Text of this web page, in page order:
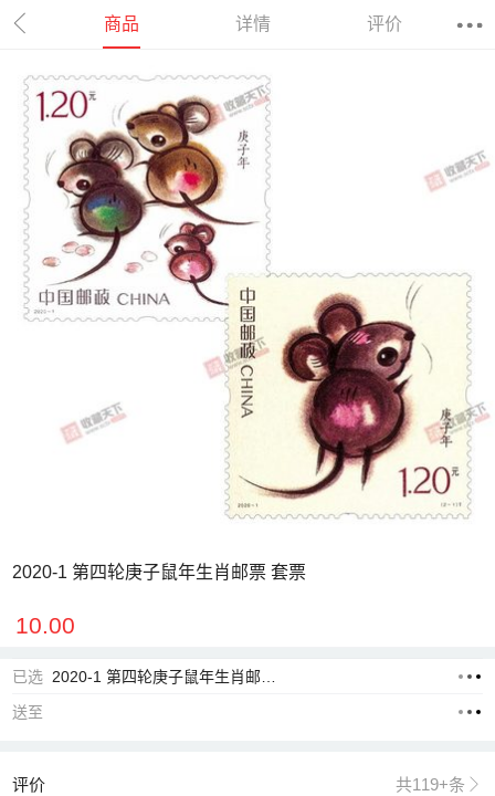
商品 详情 评价
2020-1 第四轮庚子鼠年生肖邮票 套票
10.00
已选
送至
评价 共119+条 